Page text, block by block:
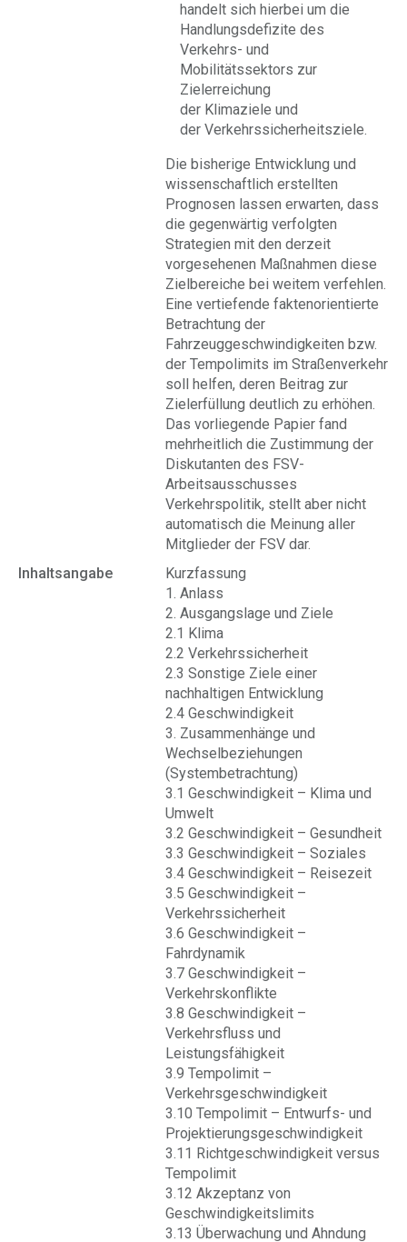
handelt sich hierbei um die
Handlungsdefizite des
Verkehrs- und
Mobilitätssektors zur
Zielerreichung
der Klimaziele und
der Verkehrssicherheitsziele.
Die bisherige Entwicklung und
wissenschaftlich erstellten
Prognosen lassen erwarten, dass
die gegenwärtig verfolgten
Strategien mit den derzeit
vorgesehenen Maßnahmen diese
Zielbereiche bei weitem verfehlen.
Eine vertiefende faktenorientierte
Betrachtung der
Fahrzeuggeschwindigkeiten bzw.
der Tempolimits im Straßenverkehr
soll helfen, deren Beitrag zur
Zielerfüllung deutlich zu erhöhen.
Das vorliegende Papier fand
mehrheitlich die Zustimmung der
Diskutanten des FSV-
Arbeitsausschusses
Verkehrspolitik, stellt aber nicht
automatisch die Meinung aller
Mitglieder der FSV dar.
Inhaltsangabe
Kurzfassung
1. Anlass
2. Ausgangslage und Ziele
2.1 Klima
2.2 Verkehrssicherheit
2.3 Sonstige Ziele einer
nachhaltigen Entwicklung
2.4 Geschwindigkeit
3. Zusammenhänge und
Wechselbeziehungen
(Systembetrachtung)
3.1 Geschwindigkeit – Klima und
Umwelt
3.2 Geschwindigkeit – Gesundheit
3.3 Geschwindigkeit – Soziales
3.4 Geschwindigkeit – Reisezeit
3.5 Geschwindigkeit –
Verkehrssicherheit
3.6 Geschwindigkeit –
Fahrdynamik
3.7 Geschwindigkeit –
Verkehrskonflikte
3.8 Geschwindigkeit –
Verkehrsfluss und
Leistungsfähigkeit
3.9 Tempolimit –
Verkehrsgeschwindigkeit
3.10 Tempolimit – Entwurfs- und
Projektierungsgeschwindigkeit
3.11 Richtgeschwindigkeit versus
Tempolimit
3.12 Akzeptanz von
Geschwindigkeitslimits
3.13 Überwachung und Ahndung